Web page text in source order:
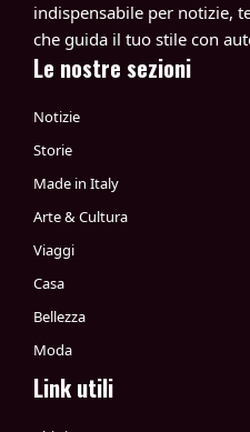
indispensabile per notizie,
che guida il tuo stile con
Le nostre sezioni
Notizie
Storie
Made in Italy
Arte & Cultura
Viaggi
Casa
Bellezza
Moda
Link utili